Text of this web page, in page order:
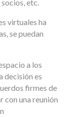
etc.
virtuales ha
se puedan
a los
decisión es
firmes de
con una reunión